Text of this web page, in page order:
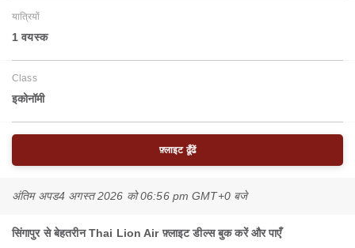
यात्रियों
1 वयस्‍क
Class
इकोनॉमी
फ़्लाइट ढूँढें
अंतिम अपड4 अगस्त 2026 को 06:56 pm GMT+0 बजे
सिंगापुर से बेहतरीन Thai Lion Air फ़्लाइट डील्स बुक करें और पाएँ